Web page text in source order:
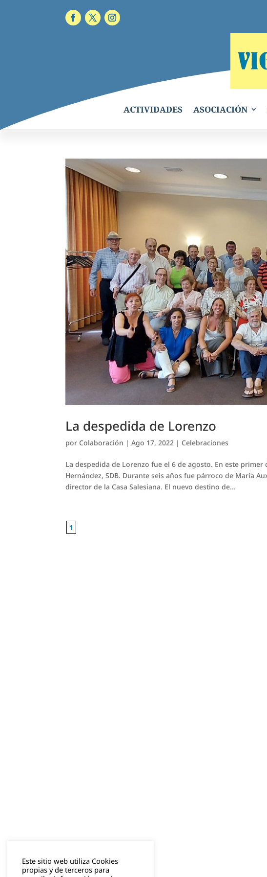
ACTIVIDADES ASOCIACIÓN
La despedida de Lorenzo
por Colaboración |Ago 17, 2022 | Celebraciones
La despedida de Lorenzo fue el 6 de agosto. En este
Hernández, SDB. Durante seis años fue párroco de María
director de la Casa Salesiana. El nuevo destino de...
1
Este sitio web utiliza Cookies
propias y de terceros para